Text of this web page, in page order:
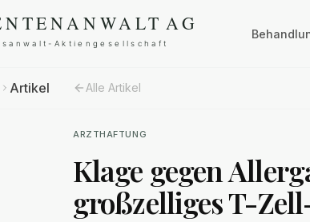
Artikel Alle Artikel
ARZTHAFTUNG
Klage gegen
großzelliges T-